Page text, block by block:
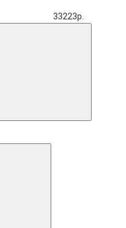
33223р.